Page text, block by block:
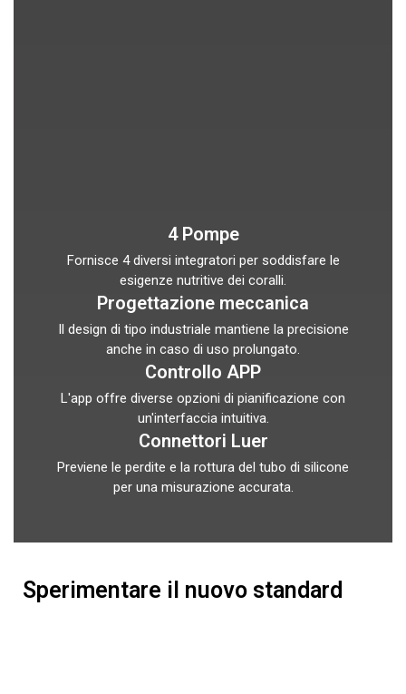
4 Pompe
Fornisce 4 diversi integratori per soddisfare le
esigenze nutritive dei coralli.
Progettazione meccanica
Il design di tipo industriale mantiene la precisione
anche in caso di uso prolungato.
Controllo APP
L'app offre diverse opzioni di pianificazione con
un'interfaccia intuitiva.
Connettori Luer
Previene le perdite e la rottura del tubo di silicone
per una misurazione accurata.
Sperimentare il nuovo standard